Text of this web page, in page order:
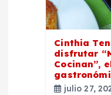
Cinthia
disfrutar
Cocinan”,
julio 27,